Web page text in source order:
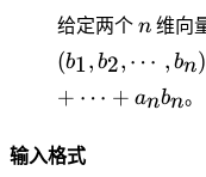
给定两个 n
n 维向
(b1, b2, ⋯ , bn)
+ ⋯ + anbn。
输入格式